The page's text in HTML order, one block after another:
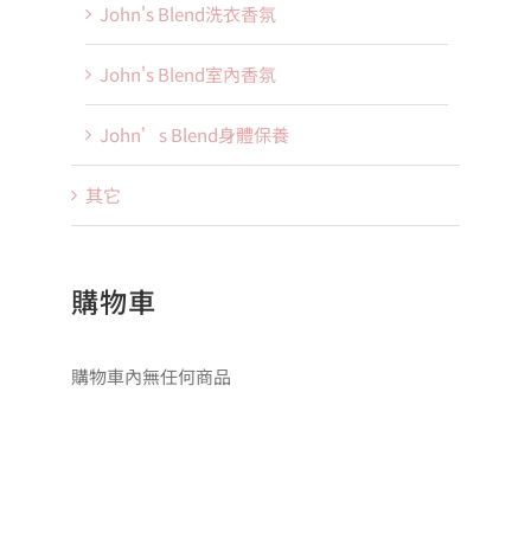
John's Blend洗衣香氛
John's Blend室內香氛
John’s Blend身體保養
其它
購物車
購物車內無任何商品